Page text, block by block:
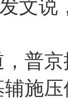
文说
普
施